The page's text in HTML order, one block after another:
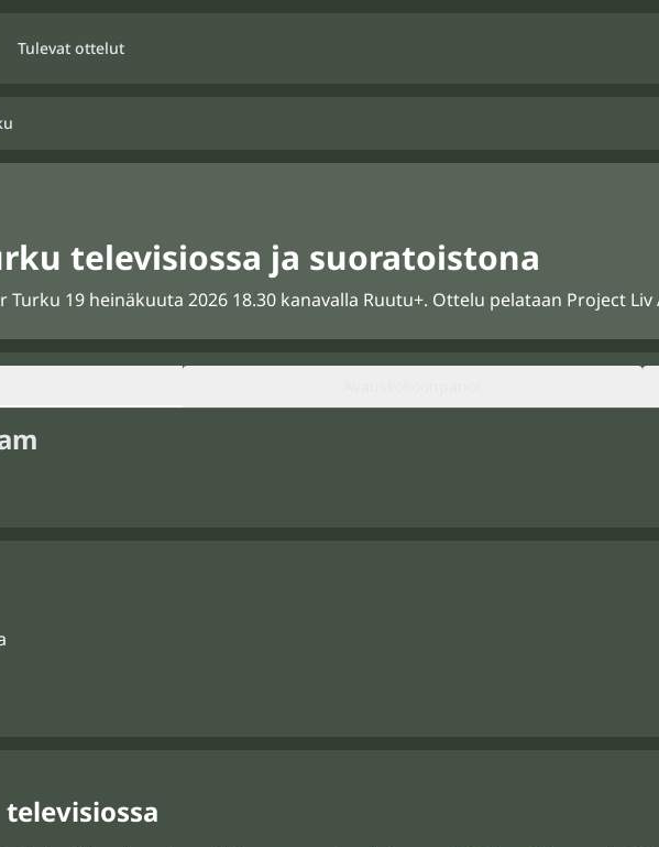
Tulevat ottelut
televisiossa ja suoratoistona
Turku 19 heinäkuuta 2026 18.30 kanavalla Ruutu+. Ottelu pelataan Project
televisiossa